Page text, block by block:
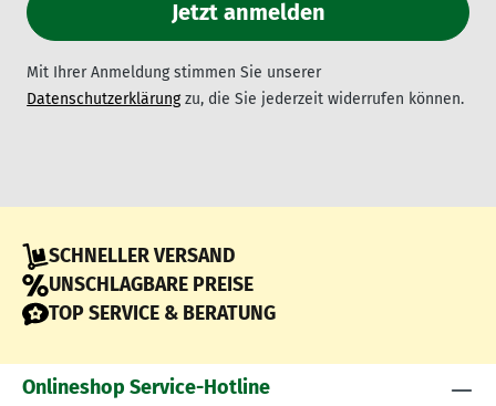
Mit Ihrer Anmeldung stimmen Sie unserer
Datenschutzerklärungzu, die Sie jederzeit widerrufen können.
SCHNELLER VERSAND
UNSCHLAGBARE PREISE
TOP SERVICE & BERATUNG
Onlineshop Service-Hotline